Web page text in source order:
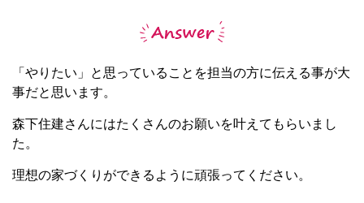
「やりたい」と思っていることを担当の方に伝える事が大
事だと思います。
森下住建さんにはたくさんのお願いを叶えてもらいまし
た。
理想の家づくりができるように頑張ってください。